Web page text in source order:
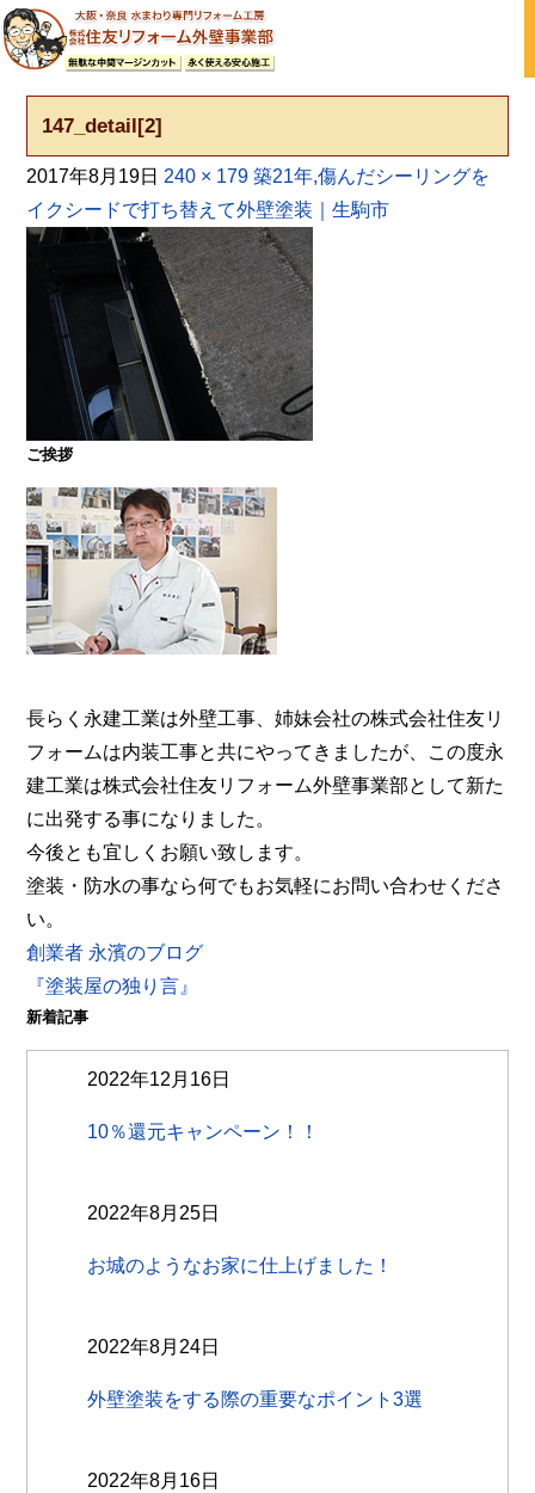
147_detail[2]
2017年8月19日 240 × 179 築21年,傷んだシーリングを
イクシードで打ち替えて外壁塗装｜生駒市
えの方は塗装専門店の株式会社住友リフォーム外壁
事業部へ。【電話：0800-200-5246/受付：8時～20
時土日対応】メール相談・御見積り依頼は24時間受
付。『後悔しない塗り替えガイドブック』無料進呈
ご挨拶
長らく永建工業は外壁工事、姉妹会社の株式会社住友リ
フォームは内装工事と共にやってきましたが、この度永
建工業は株式会社住友リフォーム外壁事業部として新た
に出発する事になりました。
今後とも宜しくお願い致します。
塗装・防水の事なら何でもお気軽にお問い合わせくださ
い。
創業者 永濱のブログ
『塗装屋の独り言』
新着記事
2022年12月16日
10％還元キャンペーン！！
2022年8月25日
お城のようなお家に仕上げました！
2022年8月24日
外壁塗装をする際の重要なポイント3選
2022年8月16日